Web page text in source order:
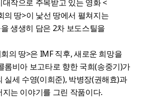
작으로 주목받고 있는 영화 <
의 땅>이 낯선 땅에서 펼쳐지는
생생히 담은 2차 보도스틸을
의 땅>은 IMF 직후, 새로운 희망을
롬비아 보고타로 향한 국희(송중기)가
실세 수영(이희준), 박병장(권해효)과
는 이야기를 그린 작품이다.